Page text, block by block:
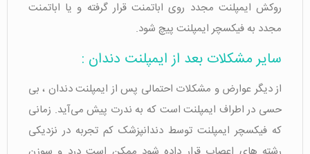
روکش ایمپلنت مجدد روی اباتمنت قرار گرفته و یا اباتمنت
مجدد به فیکسچر ایمپلنت پیچ شود.
سایر مشکلات بعد از ایمپلنت دندان :
از دیگر عوارض و مشکلات احتمالی پس از ایمپلنت دندان ، بی
حسی در اطراف ایمپلنت است که به ندرت پیش می‌آید. زمانی
که فیکسچر ایمپلنت توسط دندانپزشک کم تجربه در نزدیکی